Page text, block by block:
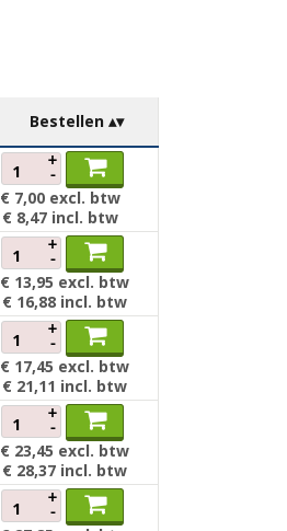
Bestellen
+
-
€ 7,00 excl. btw
€ 8,47 incl. btw
+
-
€ 13,95 excl. btw
€ 16,88 incl. btw
+
-
€ 17,45 excl. btw
€ 21,11 incl. btw
+
-
€ 23,45 excl. btw
€ 28,37 incl. btw
+
-